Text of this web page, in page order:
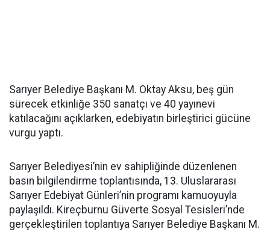
Sarıyer Belediye Başkanı M. Oktay Aksu, beş gün
sürecek etkinliğe 350 sanatçı ve 40 yayınevi
katılacağını açıklarken, edebiyatın birleştirici gücüne
vurgu yaptı.
Sarıyer Belediyesi’nin ev sahipliğinde düzenlenen
basın bilgilendirme toplantısında, 13. Uluslararası
Sarıyer Edebiyat Günleri’nin programı kamuoyuyla
paylaşıldı. Kireçburnu Güverte Sosyal Tesisleri’nde
gerçekleştirilen toplantıya Sarıyer Belediye Başkanı M.